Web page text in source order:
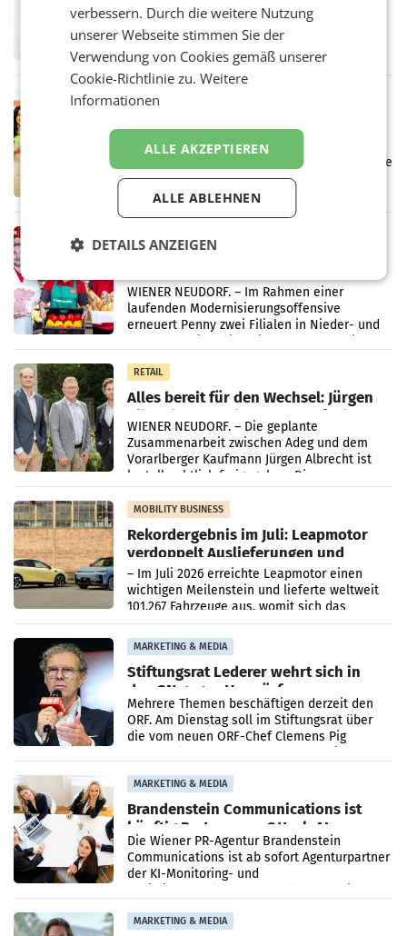
überraschend viel Gewinn
UNTERFÖHRING/MAILAND/AMSTERDAM. Der
Fernsehkonzern ProSiebenSat.1 hat im
Frühjahr dank Kostensenkungen operativ
wieder Gewinn gemacht und die
Markterwartung deutlich übertroffen.
RETAIL
Müller informieren am POS über
Kreislauffähigkeit
Über den gesamten August hinweg rücken die
Altstoff Recycling Austria AG (ARA) und der
Handelskonzern Müller die Initiative
„Kreislauf-Helden“ in allen österreichischen
Ober- und Niederösterreich
WIENER NEUDORF. – Im Rahmen einer
laufenden Modernisierungsoffensive
erneuert Penny zwei Filialen in Nieder- und
RETAIL
Alles bereit für den Wechsel: Jürgen
Albrecht setzt ab 1.1.2027 auf Adeg
WIENER NEUDORF. – Die geplante
Zusammenarbeit zwischen Adeg und dem
Vorarlberger Kaufmann Jürgen Albrecht ist
kartellrechtlich freigegeben: Die
Bundeswettbewerbsbehörde und der
Bundeskartellanwalt
MOBILITY BUSINESS
Rekordergebnis im Juli: Leapmotor
verdoppelt Auslieferungen und
überschreitet die 100.000er-Marke
– Im Juli 2026 erreichte Leapmotor einen
wichtigen Meilenstein und lieferte weltweit
101.267 Fahrzeuge aus, womit sich das
Ergebnis gegenüber Juli 2025 mehr als
verdoppelte (+102
MARKETING & MEDIA
Stiftungsrat Lederer wehrt sich in
den SN gegen Vorwürfe
Mehrere Themen beschäftigen derzeit den
ORF. Am Dienstag soll im Stiftungsrat über
die vom neuen ORF-Chef Clemens Pig
MARKETING & MEDIA
Brandenstein Communications ist
künftig Partner von OtterlyAI
Die Wiener PR-Agentur Brandenstein
Communications ist ab sofort Agenturpartner
der KI-Monitoring- und
MARKETING & MEDIA
verbessern. Durch die weitere Nutzung
unserer Webseite stimmen Sie der
Verwendung von Cookies gemäß unserer
Cookie-Richtlinie zu.Weitere
Informationen
ALLE AKZEPTIEREN
ALLE ABLEHNEN
DETAILS ANZEIGEN